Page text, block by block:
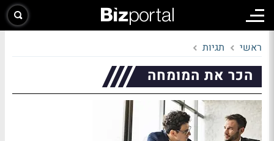
ראשי תגיות
הכר את המומחה